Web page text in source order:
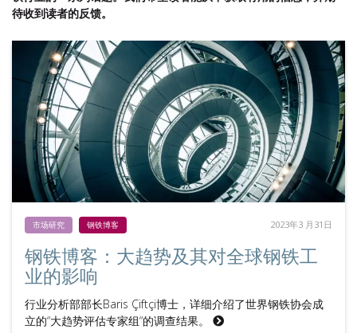
待收到读者的反馈。
市场研究 钢铁博客 2023年3 月31日
钢铁博客：大趋势及其对全球钢铁工
业的影响
行业分析部部长Baris Çiftçi博士，详细介绍了世界钢铁协会成
立的“大趋势评估专家组“的调查结果。